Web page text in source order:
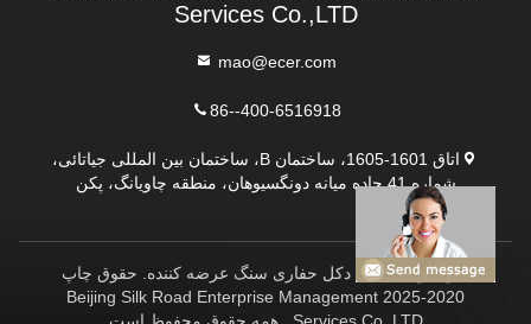
Services Co.,LTD
mao@ecer.com
86--400-6516918
اتاق 1601-1605، ساختمان B، ساختمان بین المللی جیاتائی،
شماره 41 جاده میانه دونگسیوهان، منطقه چاویانگ، پکن
چین خوب کیفیت دکل حفاری سنگ عرضه کننده. حقوق چاپ
2020-2025 Beijing Silk Road Enterprise Management